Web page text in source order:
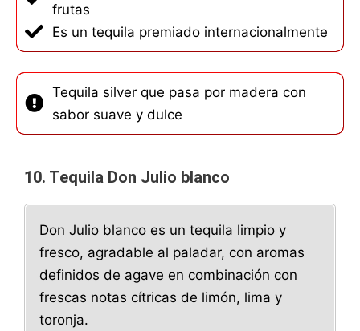
frutas
Es un tequila premiado internacionalmente
Tequila silver que pasa por madera con
sabor suave y dulce
10. Tequila Don Julio blanco
Don Julio blanco es un tequila limpio y
fresco, agradable al paladar, con aromas
definidos de agave en combinación con
frescas notas cítricas de limón, lima y
toronja.